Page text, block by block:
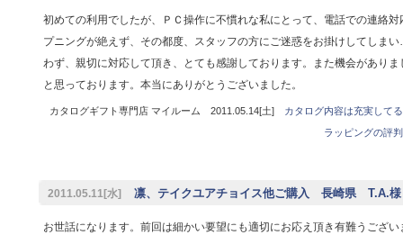
初めての利用でしたが、ＰＣ操作に不慣れな私にとって、電話での連絡
プニングが絶えず、その都度、スタッフの方にご迷惑をお掛けしてしま
わず、親切に対応して頂き、とても感謝しております。また機会があり
と思っております。本当にありがとうございました。
カタログギフト専門店 マイルーム 2011.05.14[土]
カタログ内容は充実して
ラッピングの評
2011.05.11[水] 凛、テイクユアチョイス他ご購入 長崎県 T.A.様
お世話になります。前回は細かい要望にも適切にお応え頂き有難うござい